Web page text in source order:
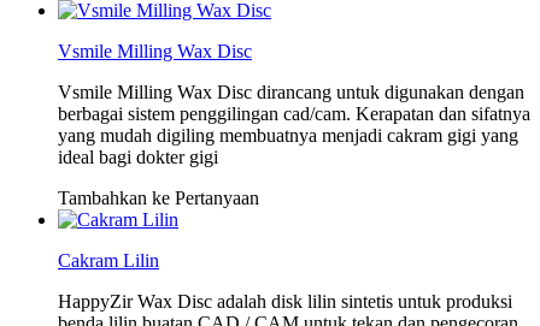
Vsmile Milling Wax Disc
Vsmile Milling Wax Disc dirancang untuk digunakan dengan
berbagai sistem penggilingan cad/cam. Kerapatan dan sifatnya
yang mudah digiling membuatnya menjadi cakram gigi yang
ideal bagi dokter gigi
Tambahkan ke Pertanyaan
Cakram Lilin
HappyZir Wax Disc adalah disk lilin sintetis untuk produksi